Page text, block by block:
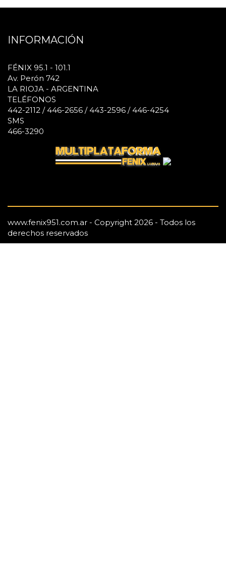
INFORMACIÓN
FÉNIX 95.1 - 101.1
Av. Perón 742
LA RIOJA - ARGENTINA
TELÉFONOS
442-2112 / 446-2656 / 443-2596 / 446-4254
SMS
466-3290
www.fenix951.com.ar - Copyright 2026 - Todos los
derechos reservados